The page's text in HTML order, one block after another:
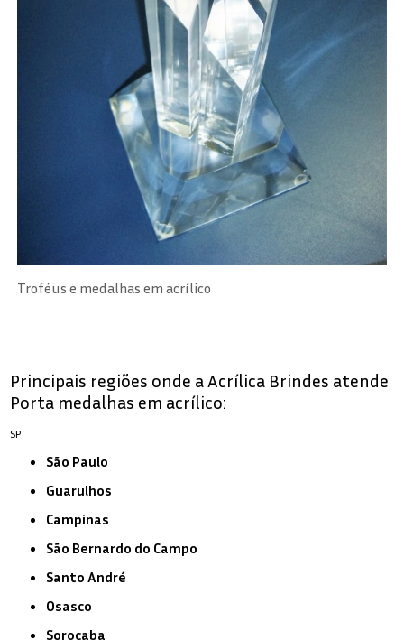
Troféus e medalhas em acrílico
Principais regiões onde a Acrílica Brindes atende
Porta medalhas em acrílico:
SP
São Paulo
Guarulhos
Campinas
São Bernardo do Campo
Santo André
Osasco
Sorocaba